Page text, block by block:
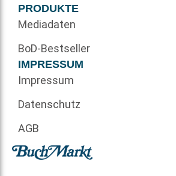
PRODUKTE
Mediadaten
BoD-Bestseller
IMPRESSUM
Impressum
Datenschutz
AGB